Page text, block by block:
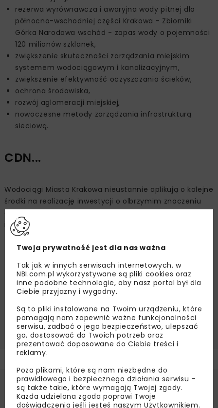
rezerwa wyrównawcza i awaryjna wody pitnej dla
północno-wschodniej części Krakowa - Zbiorniki
Górka Narodowa wschód - zapas wody o pojemności
120 milionów szklanek,
zwiększenie skuteczności zarządzania miejskim
systemem wodociągowym i kanalizacyjnym,
zwiększenie efektywność oczyszczania ścieków,
ochrona środowiska,
rozwój aglomeracji miejskiej,
nowoczesne metody zarządzania infrastrukturą
sieciową.
CDN...
Wodociągi Miasta Krakowa nieustannie aplikują o kolejne
środki na realizację inwestycji o olbrzymim znaczeniu
i adaptacji do zmian klimatu.
Źródło:Wodociągi Miasta Krakowa SA,
www.wodociagi.krakow.pl
GOSPODARKA WODNO-ŚCIEKOWA
OCZYSZCZALNIA ŚCIEKÓW PŁASZÓW
WMK
WOD-KAN
WODOCIĄGI MIASTA KRAKOWA
Twoja prywatność jest dla nas ważna
Tak jak w innych serwisach internetowych, w
NBI.com.pl wykorzystywane są pliki cookies oraz
inne podobne technologie, aby nasz portal był dla
Ciebie przyjazny i wygodny.
Są to pliki instalowane na Twoim urządzeniu, które
pomagają nam zapewnić ważne funkcjonalności
serwisu, zadbać o jego bezpieczeństwo, ulepszać
go, dostosować do Twoich potrzeb oraz
prezentować dopasowane do Ciebie treści i
reklamy.
Poza plikami, które są nam niezbędne do
prawidłowego i bezpiecznego działania serwisu –
są także takie, które wymagają Twojej zgody.
Każda udzielona zgoda poprawi Twoje
doświadczenia jeśli jesteś naszym Użytkownikiem.